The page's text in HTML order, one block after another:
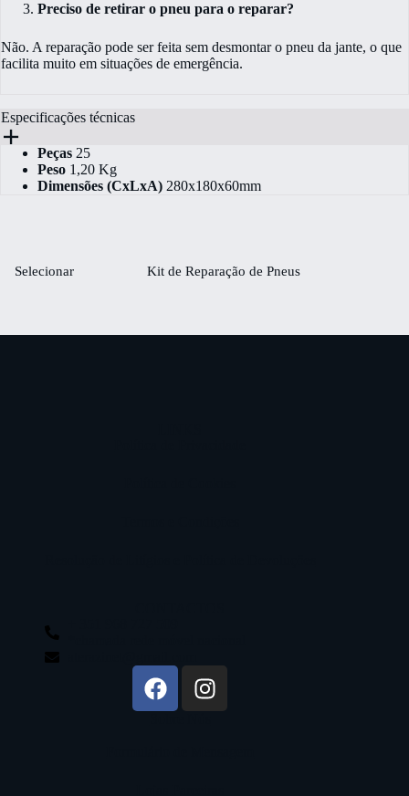
Preciso de retirar o pneu para o reparar?
​Não. A reparação pode ser feita sem desmontar o pneu da jante, o que
facilita muito em situações de emergência.
Especificações técnicas
Peças 25
Peso 1,20 Kg
Dimensões (CxLxA) 280x180x60mm
Selecionar Kit de Reparação de Pneus